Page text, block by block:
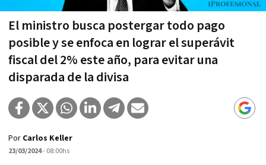
El ministro busca postergar todo pago
posible y se enfoca en lograr el superávit
fiscal del 2% este año, para evitar una
disparada de la divisa
Por Carlos Keller
23/03/2024- 08:00hs